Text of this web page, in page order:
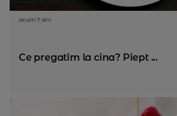
acum 7 ani
Ce pregatim la cina? Piept ...